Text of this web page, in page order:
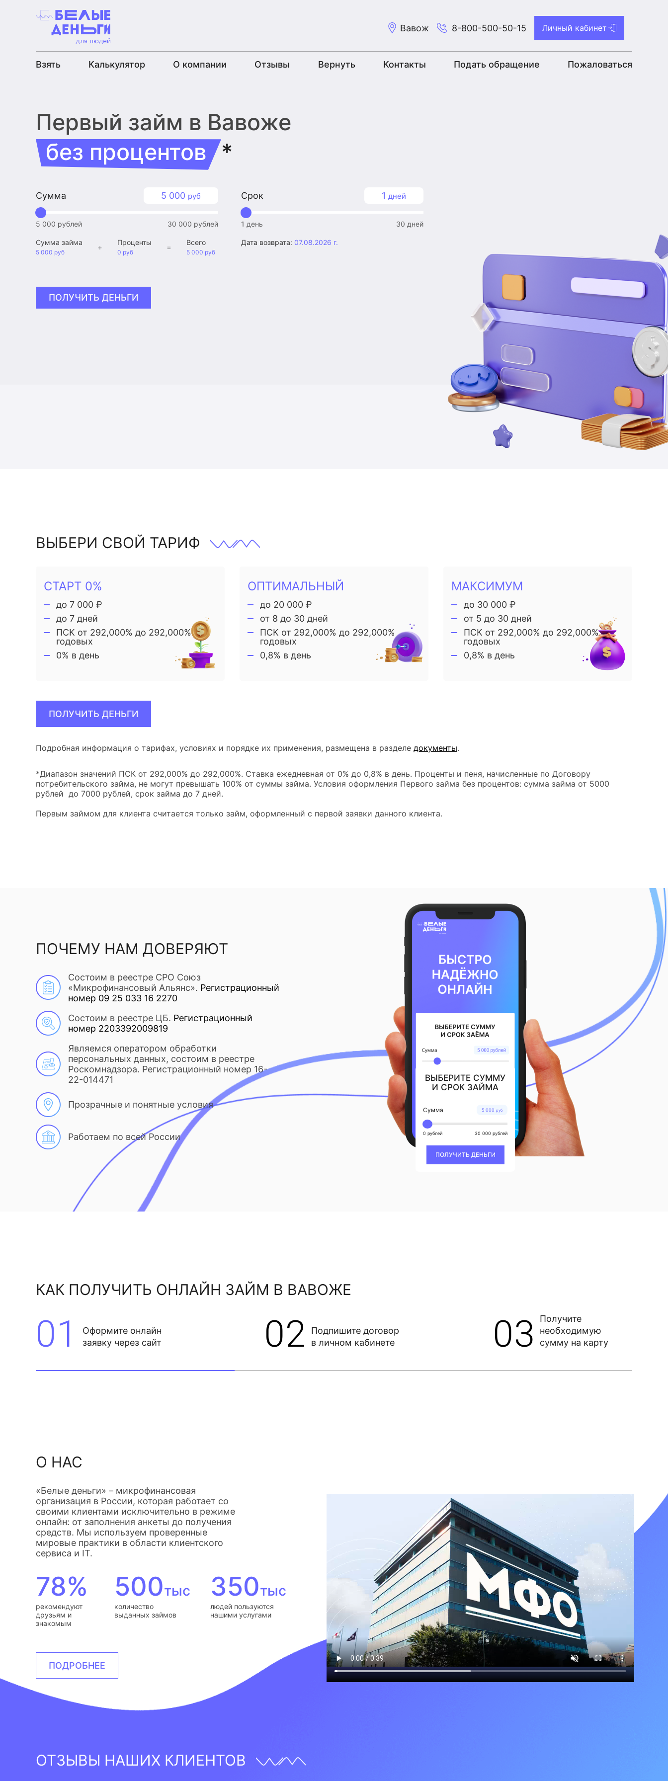
Вавож 8-800-500-50-15 Личный кабинет
Взять Калькулятор О компании Отзывы Вернуть Контакты Подать обращение Пожаловаться
Первый займ в Вавоже
без процентов
*
5 000 руб
Сумма
5 000 рублей 30 000 рублей
1 дней
Срок
1 день 30 дней
Сумма займа
5 000 руб
+
Проценты
0 руб
=
Всего
5 000 руб
Дата возврата: 07.08.2026 г.
ПОЛУЧИТЬ ДЕНЬГИ
ВЫБЕРИ СВОЙ ТАРИФ
СТАРТ 0%
до 7 000 ₽
до 7 дней
ПСК от 292,000% до 292,000%
годовых
0% в день
ОПТИМАЛЬНЫЙ
до 20 000 ₽
от 8 до 30 дней
ПСК от 292,000% до 292,000%
годовых
0,8% в день
МАКСИМУМ
до 30 000 ₽
от 5 до 30 дней
ПСК от 292,000% до 292,000%
годовых
0,8% в день
ПОЛУЧИТЬ ДЕНЬГИ
Подробная информация о тарифах, условиях и порядке их применения, размещена в разделе документы.
*Диапазон значений ПСК от 292,000% до 292,000%. Ставка ежедневная от 0% до 0,8% в день. Проценты и пеня, начисленные по Договору
потребительского займа, не могут превышать 100% от суммы займа. Условия оформления Первого займа без процентов: сумма займа от 5000
рублей до 7000 рублей, срок займа до 7 дней.
Первым займом для клиента считается только займ, оформленный с первой заявки данного клиента.
ПОЧЕМУ НАМ ДОВЕРЯЮТ
Состоим в реестре СРО Союз
«Микрофинансовый Альянс». Регистрационный
номер 09 25 033 16 2270
Состоим в реестре ЦБ. Регистрационный
номер 2203392009819
Являемся оператором обработки
персональных данных, состоим в реестре
Роскомнадзора. Регистрационный номер 16-
22-014471
Прозрачные и понятные условия
Работаем по всей России
ВЫБЕРИТЕ СУММУ
И СРОК ЗАЙМА
5 000 руб
Сумма
0 рублей 30 000 рублей
ПОЛУЧИТЬ ДЕНЬГИ
КАК ПОЛУЧИТЬ ОНЛАЙН ЗАЙМ В ВАВОЖЕ
01
Оформите онлайн
заявку через сайт
02
Подпишите договор
в личном кабинете
03
Получите
необходимую
сумму на карту
О НАС
«Белые деньги» – микрофинансовая
организация в России, которая работает со
своими клиентами исключительно в режиме
онлайн: от заполнения анкеты до получения
средств. Мы используем проверенные
мировые практики в области клиентского
сервиса и IT.
78%
рекомендуют
друзьям и
знакомым
500тыс
количество
выданных займов
350тыс
людей пользуются
нашими услугами
ПОДРОБНЕЕ
ОТЗЫВЫ НАШИХ КЛИЕНТОВ